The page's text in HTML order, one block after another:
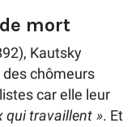
mort
Kautsky
des chômeurs
car elle leur
qui travaillent ». Et